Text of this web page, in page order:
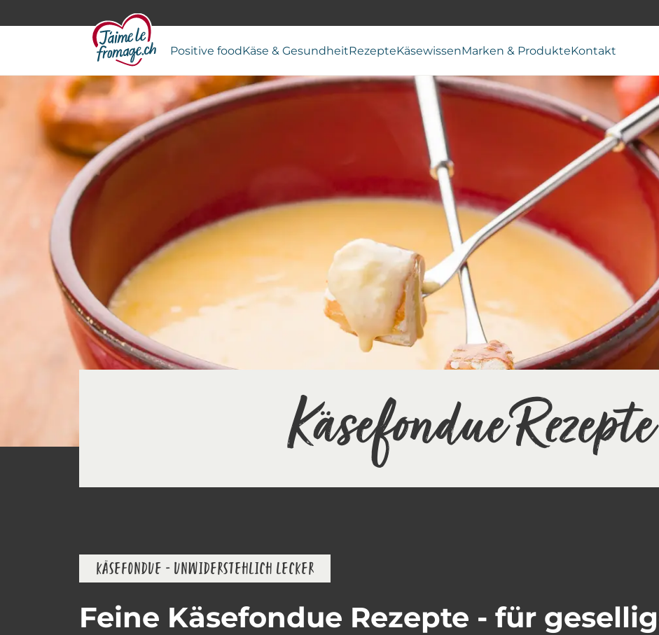
Positive foodKäse & GesundheitRezepteKäsewissenMarken & ProdukteKontakt
Käsefondue Rezepte
KÄSEFONDUE - UNWIDERSTEHLICH LECKER
Feine Käsefondue Rezepte - für